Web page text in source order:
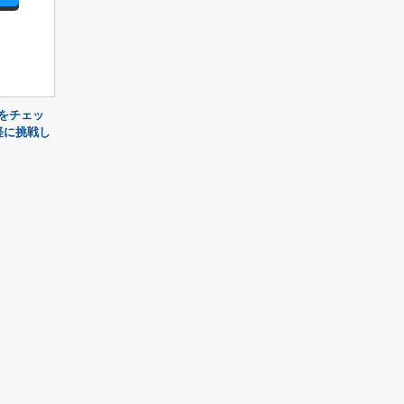
チェッ
挑戦し